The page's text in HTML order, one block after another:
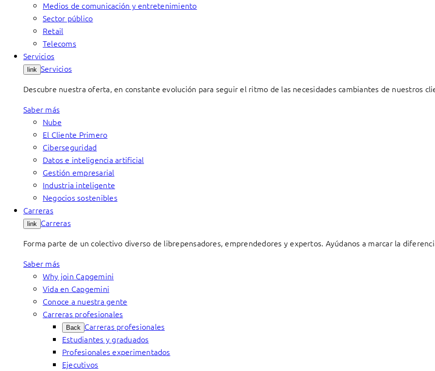
Medios de comunicación y entretenimiento
Sector público
Retail
Telecoms
Servicios
link Servicios
Descubre nuestra oferta, en constante evolución para seguir el ritmo de las necesidades cambiantes de nuestros
Saber más
Nube
El Cliente Primero
Ciberseguridad
Datos e inteligencia artificial
Gestión empresarial
Industria inteligente
Negocios sostenibles
Carreras
link Carreras
Forma parte de un colectivo diverso de librepensadores, emprendedores y expertos. Ayúdanos a marcar la
Saber más
Why join Capgemini
Vida en Capgemini
Conoce a nuestra gente
Carreras profesionales
Back Carreras profesionales
Estudiantes y graduados
Profesionales experimentados
Ejecutivos